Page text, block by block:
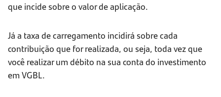
que incide sobre o valor de aplicação.
Já a taxa de carregamento incidirá sobre cada
contribuição que for realizada, ou seja, toda vez que
você realizar um débito na sua conta do investimento
em VGBL.